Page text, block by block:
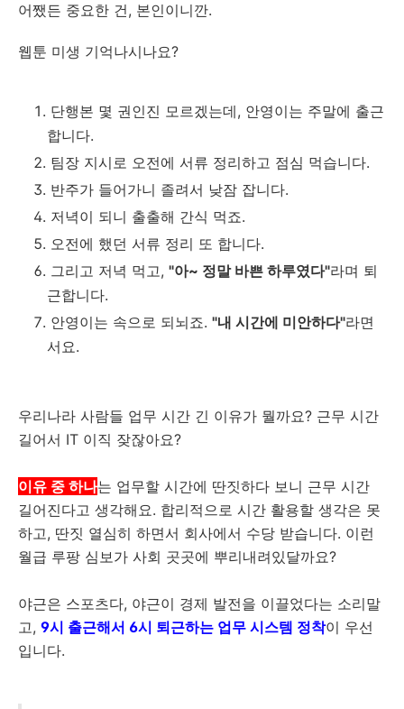
어쨌든 중요한 건, 본인이니깐.
웹툰 미생 기억나시나요?
단행본 몇 권인진 모르겠는데, 안영이는 주말에 출근
합니다.
팀장 지시로 오전에 서류 정리하고 점심 먹습니다.
반주가 들어가니 졸려서 낮잠 잡니다.
저녁이 되니 출출해 간식 먹죠.
오전에 했던 서류 정리 또 합니다.
그리고 저녁 먹고, "아~ 정말 바쁜 하루였다"라며 퇴
근합니다.
안영이는 속으로 되뇌죠. "내 시간에 미안하다"라면
서요.
우리나라 사람들 업무 시간 긴 이유가 뭘까요? 근무 시간
길어서 IT 이직 잦잖아요?
이유 중 하나는 업무할 시간에 딴짓하다 보니 근무 시간
길어진다고 생각해요. 합리적으로 시간 활용할 생각은 못
하고, 딴짓 열심히 하면서 회사에서 수당 받습니다. 이런
월급 루팡 심보가 사회 곳곳에 뿌리내려있달까요?
야근은 스포츠다, 야근이 경제 발전을 이끌었다는 소리말
고, 9시 출근해서 6시 퇴근하는 업무 시스템 정착이 우선
입니다.